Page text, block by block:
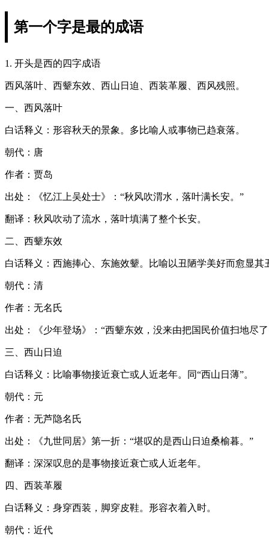
第一个字是最的成语
1. 开头是西的四字成语
西风落叶、西颦东效、西山日迫、西装革履、西风残照。
一、西风落叶
白话释义：形容秋天的景象。多比喻人或事物已趋衰落。
朝代：唐
作者：贾岛
出处：《忆江上吴处士》：“秋风吹渭水，落叶满长安。”
翻译：秋风吹动了流水，落叶填满了整个长安。
二、西颦东效
白话释义：西施捧心、东施效颦。比喻以丑陋学美好而愈显其
朝代：清
作者：无名氏
出处：《少年登场》：“西颦东效，没来由把国民价值扫地尽
三、西山日迫
白话释义：比喻事物接近衰亡或人近老年。同“西山日薄”。
朝代：元
作者：无芦隐名氏
出处：《九世同居》第一折：“堪叹的是西山日迫桑榆暮。”
翻译：深深叹息的是事物接近衰亡或人近老年。
四、西装革履
白话释义：身穿西装，脚穿皮鞋。形容衣着入时。
朝代：近代